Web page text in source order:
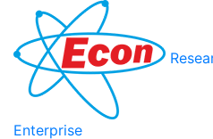
Enterprise